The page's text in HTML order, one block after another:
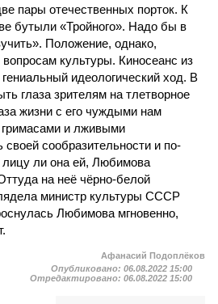
пары отечественных порток. К
бутыли «Тройного». Надо бы в
Положение, однако,
культуры. Киносеанс из
идеологический ход. В
глаза зрителям на тлетворное
жизни с его чуждыми нам
и лживыми
сообразительности и по-
лицу ли она ей, Любимова
на неё чёрно-белой
министр культуры СССР
Любимова мгновенно,
Афанасий Подоплёков
Опубликовано: 06.08.2022 15:00
Отредактировано: 06.08.2022 15:00